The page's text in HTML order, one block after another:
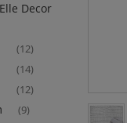
Decor
(12)
(14)
(12)
(9)